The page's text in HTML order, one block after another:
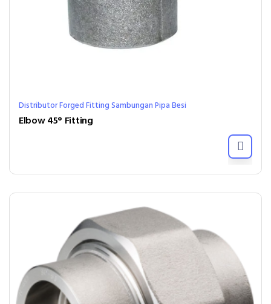
Distributor Forged Fitting Sambungan Pipa Besi
Elbow 45° Fitting